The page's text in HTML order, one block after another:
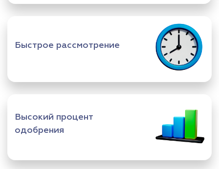
Быстрое рассмотрение
Высокий процент
одобрения